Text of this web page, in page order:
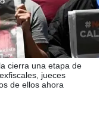
cierra una etapa de
jueces
de ellos ahora